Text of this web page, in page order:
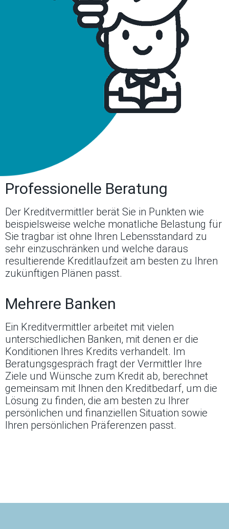
Professionelle Beratung
Der Kreditvermittler berät Sie in Punkten wie
beispielsweise welche monatliche Belastung für
Sie tragbar ist ohne Ihren Lebensstandard zu
sehr einzuschränken und welche daraus
resultierende Kreditlaufzeit am besten zu Ihren
zukünftigen Plänen passt.
Mehrere Banken
Ein Kreditvermittler arbeitet mit vielen
unterschiedlichen Banken, mit denen er die
Konditionen Ihres Kredits verhandelt. Im
Beratungsgespräch fragt der Vermittler Ihre
Ziele und Wünsche zum Kredit ab, berechnet
gemeinsam mit Ihnen den Kreditbedarf, um die
Lösung zu finden, die am besten zu Ihrer
persönlichen und finanziellen Situation sowie
Ihren persönlichen Präferenzen passt.